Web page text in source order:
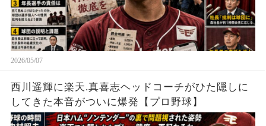
2026/05/07
西川遥輝に楽天.真喜志ヘッドコーチがひた隠しに
してきた本音がついに爆発【プロ野球】